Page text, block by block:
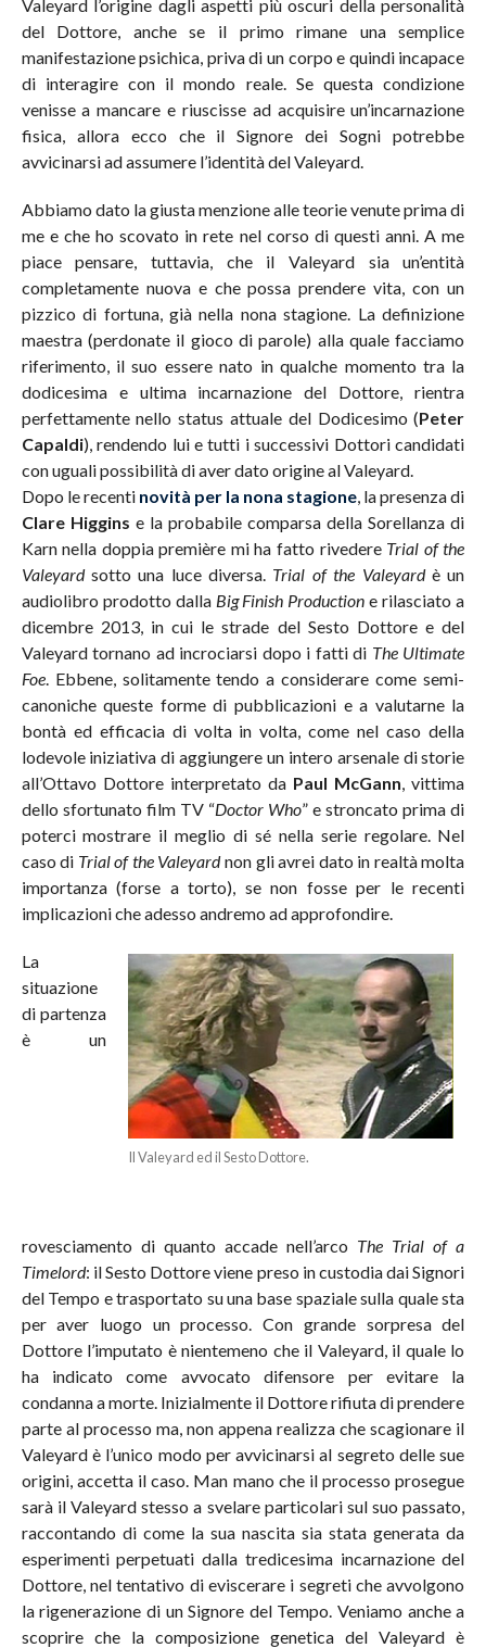
Valeyard l’origine dagli aspetti più oscuri della personalità
del Dottore, anche se il primo rimane una semplice
manifestazione psichica, priva di un corpo e quindi incapace
di interagire con il mondo reale. Se questa condizione
venisse a mancare e riuscisse ad acquisire un’incarnazione
fisica, allora ecco che il Signore dei Sogni potrebbe
avvicinarsi ad assumere l’identità del Valeyard.
Abbiamo dato la giusta menzione alle teorie venute prima di
me e che ho scovato in rete nel corso di questi anni. A me
piace pensare, tuttavia, che il Valeyard sia un’entità
completamente nuova e che possa prendere vita, con un
pizzico di fortuna, già nella nona stagione. La definizione
maestra (perdonate il gioco di parole) alla quale facciamo
riferimento, il suo essere nato in qualche momento tra la
dodicesima e ultima incarnazione del Dottore, rientra
perfettamente nello status attuale del Dodicesimo (Peter
Capaldi), rendendo lui e tutti i successivi Dottori candidati
con uguali possibilità di aver dato origine al Valeyard.
Dopo le recenti novità per la nona stagione, la presenza di
Clare Higgins e la probabile comparsa della Sorellanza di
Karn nella doppia première mi ha fatto rivedere Trial of the
Valeyardsotto una luce diversa. Trial of the Valeyardè un
audiolibro prodotto dalla Big Finish Production e rilasciato a
dicembre 2013, in cui le strade del Sesto Dottore e del
Valeyard tornano ad incrociarsi dopo i fatti di The Ultimate
Foe. Ebbene, solitamente tendo a considerare come semi-
canoniche queste forme di pubblicazioni e a valutarne la
bontà ed efficacia di volta in volta, come nel caso della
lodevole iniziativa di aggiungere un intero arsenale di storie
all’Ottavo Dottore interpretato da Paul McGann, vittima
dello sfortunato film TV “Doctor Who” e stroncato prima di
poterci mostrare il meglio di sé nella serie regolare. Nel
caso di Trial of the Valeyardnon gli avrei dato in realtà molta
importanza (forse a torto), se non fosse per le recenti
implicazioni che adesso andremo ad approfondire.
Il Valeyard ed il Sesto Dottore.
La
situazione
di partenza
è un
rovesciamento di quanto accade nell’arco The Trial of a
Timelord: il Sesto Dottore viene preso in custodia dai Signori
del Tempo e trasportato su una base spaziale sulla quale sta
per aver luogo un processo. Con grande sorpresa del
Dottore l’imputato è nientemeno che il Valeyard, il quale lo
ha indicato come avvocato difensore per evitare la
condanna a morte. Inizialmente il Dottore rifiuta di prendere
parte al processo ma, non appena realizza che scagionare il
Valeyard è l’unico modo per avvicinarsi al segreto delle sue
origini, accetta il caso. Man mano che il processo prosegue
sarà il Valeyard stesso a svelare particolari sul suo passato,
raccontando di come la sua nascita sia stata generata da
esperimenti perpetuati dalla tredicesima incarnazione del
Dottore, nel tentativo di eviscerare i segreti che avvolgono
la rigenerazione di un Signore del Tempo. Veniamo anche a
scoprire che la composizione genetica del Valeyard è